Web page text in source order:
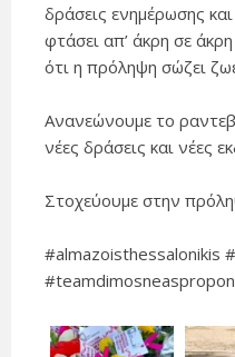
δράσεις ενημέρωσης
φτάσει απ’ άκρη σε
ότι η πρόληψη σώζει
Ανανεώνουμε το
νέες δράσεις και νέες
Στοχεύουμε στην
#almazoisthessalonikis